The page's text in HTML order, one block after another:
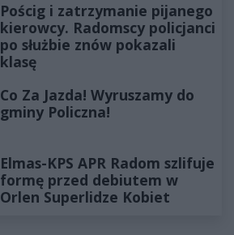
Pościg i zatrzymanie pijanego
kierowcy. Radomscy policjanci
po służbie znów pokazali
klasę
Co Za Jazda! Wyruszamy do
gminy Policzna!
Elmas-KPS APR Radom szlifuje
formę przed debiutem w
Orlen Superlidze Kobiet